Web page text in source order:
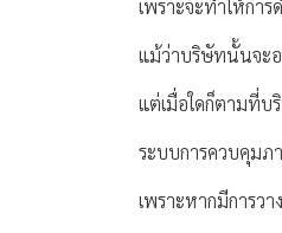
เพราะจะทำให้กา
แม้ว่าบริษัทนั้นจะ
แต่เมื่อใดก็ตามที่บ
ระบบการควบคุมภ
เพราะหากมีการวา